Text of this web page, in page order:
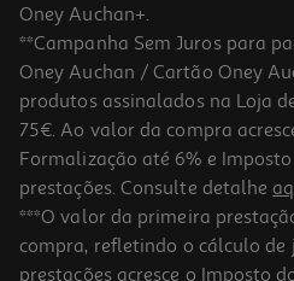
4.7
Mini Auchan Tostas De Trigo 350g
5.97 €/Kg
Oney Auchan+.
**Campanha Sem Juros para
Oney Auchan / Cartão Oney
produtos assinalados na Loja
75€. Ao valor da compra
Formalização até 6% e
prestações. Consulte detalhe
***O valor da primeira
compra, refletindo o cálculo
prestações acresce o Imposto